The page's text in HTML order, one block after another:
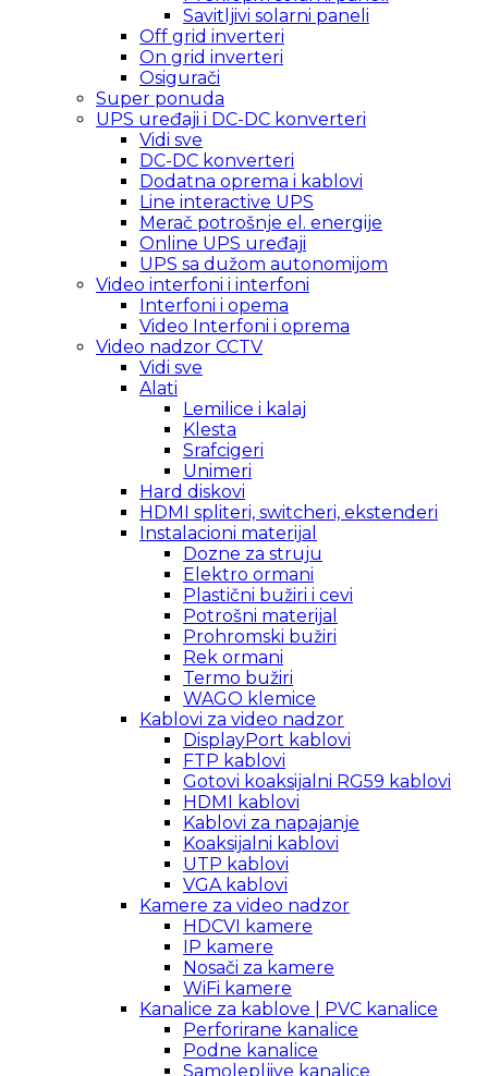
Savitljivi solarni paneli
Off grid inverteri
On grid inverteri
Osigurači
Super ponuda
UPS uređaji i DC-DC konverteri
Vidi sve
DC-DC konverteri
Dodatna oprema i kablovi
Line interactive UPS
Merač potrošnje el. energije
Online UPS uređaji
UPS sa dužom autonomijom
Video interfoni i interfoni
Interfoni i opema
Video Interfoni i oprema
Video nadzor CCTV
Vidi sve
Alati
Lemilice i kalaj
Klesta
Srafcigeri
Unimeri
Hard diskovi
HDMI spliteri, switcheri, ekstenderi
Instalacioni materijal
Dozne za struju
Elektro ormani
Plastični bužiri i cevi
Potrošni materijal
Prohromski bužiri
Rek ormani
Termo bužiri
WAGO klemice
Kablovi za video nadzor
DisplayPort kablovi
FTP kablovi
Gotovi koaksijalni RG59 kablovi
HDMI kablovi
Kablovi za napajanje
Koaksijalni kablovi
UTP kablovi
VGA kablovi
Kamere za video nadzor
HDCVI kamere
IP kamere
Nosači za kamere
WiFi kamere
Kanalice za kablove | PVC kanalice
Perforirane kanalice
Podne kanalice
Samolepljive kanalice